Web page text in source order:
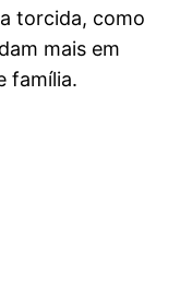
torcida, como
mais em
família.